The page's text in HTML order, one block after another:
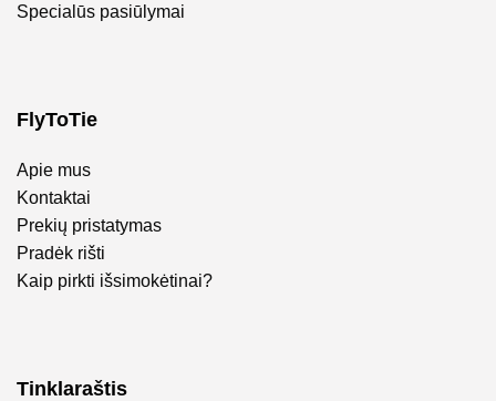
Specialūs pasiūlymai
FlyToTie
Apie mus
Kontaktai
Prekių pristatymas
Pradėk rišti
Kaip pirkti išsimokėtinai?
Tinklaraštis